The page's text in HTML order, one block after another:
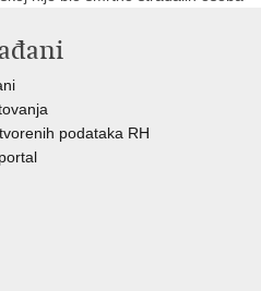
podataka RH